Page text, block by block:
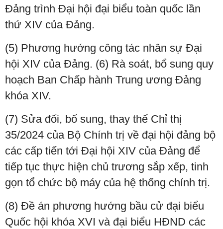
Đảng trình Đại hội đại biểu toàn quốc lần
thứ XIV của Đảng.
(5) Phương hướng công tác nhân sự Đại
hội XIV của Đảng. (6) Rà soát, bổ sung quy
hoạch Ban Chấp hành Trung ương Đảng
khóa XIV.
(7) Sửa đổi, bổ sung, thay thế Chỉ thị
35/2024 của Bộ Chính trị về đại hội đảng bộ
các cấp tiến tới Đại hội XIV của Đảng để
tiếp tục thực hiện chủ trương sắp xếp, tinh
gọn tổ chức bộ máy của hệ thống chính trị.
(8) Đề án phương hướng bầu cử đại biểu
Quốc hội khóa XVI và đại biểu HĐND các